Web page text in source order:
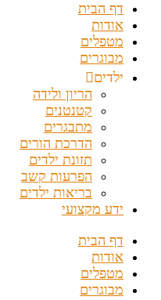
דף הבית
אודות
מטפלים
מבוגרים
ילדים
הריון ולידה
קטנטנים
מתבגרים
הדרכת הורים
תזונת ילדים
הפרעות קשב
בריאות ילדים
ידע מקצועי
דף הבית
אודות
מטפלים
מבוגרים